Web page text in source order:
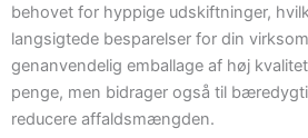
behovet for hyppige udskiftninger,
langsigtede besparelser for din
genanvendelig emballage af høj
penge, men bidrager også til
reducere affaldsmængden.